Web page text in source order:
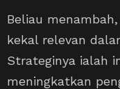
Beliau
kekal relevan
Strateginya ialah
meningkatkan